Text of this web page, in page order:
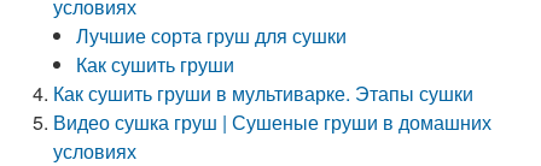
условиях
Лучшие сорта груш для сушки
Как сушить груши
Как сушить груши в мультиварке. Этапы сушки
Видео сушка груш | Сушеные груши в домашних
условиях